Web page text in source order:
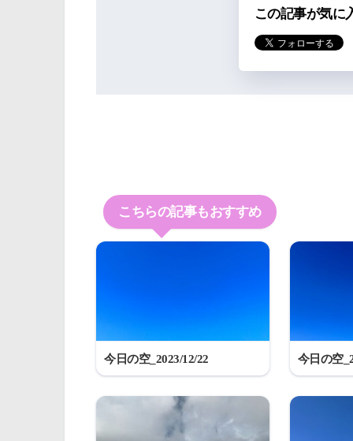
この記事が気に
こちらの記事もおすすめ
今日の空_2023/12/22 今日の空